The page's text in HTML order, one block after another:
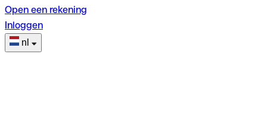
Open een rekening
Inloggen
nl